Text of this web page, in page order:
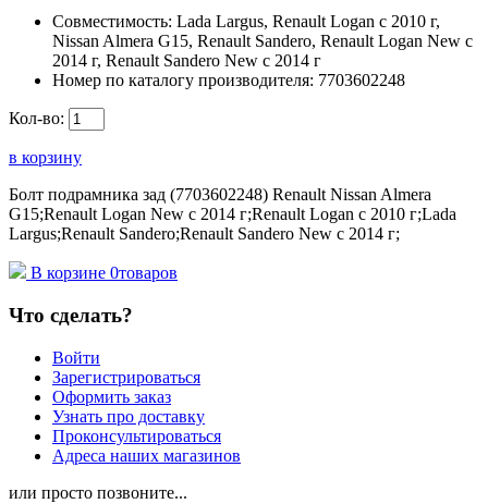
Совместимость: Lada Largus, Renault Logan c 2010 г,
Nissan Almera G15, Renault Sandero, Renault Logan New с
2014 г, Renault Sandero New с 2014 г
Номер по каталогу производителя: 7703602248
Кол-во:
в корзину
Болт подрамника зад (7703602248) Renault Nissan Almera
G15;Renault Logan New с 2014 г;Renault Logan c 2010 г;Lada
Largus;Renault Sandero;Renault Sandero New с 2014 г;
В корзине 0товаров
Что сделать?
Войти
Зарегистрироваться
Оформить заказ
Узнать про доставку
Проконсультироваться
Адреса наших магазинов
или просто позвоните...